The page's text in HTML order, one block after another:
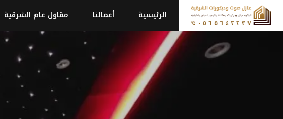
انتقل
إلى
المحتوى
الرئيسية أعمالنا مقاول عام الشرقية